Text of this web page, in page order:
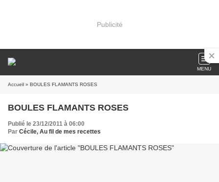
Publicité
MENU
Accueil » BOULES FLAMANTS ROSES
BOULES FLAMANTS ROSES
Publié le 23/12/2011 à 06:00
Par Cécile, Au fil de mes recettes